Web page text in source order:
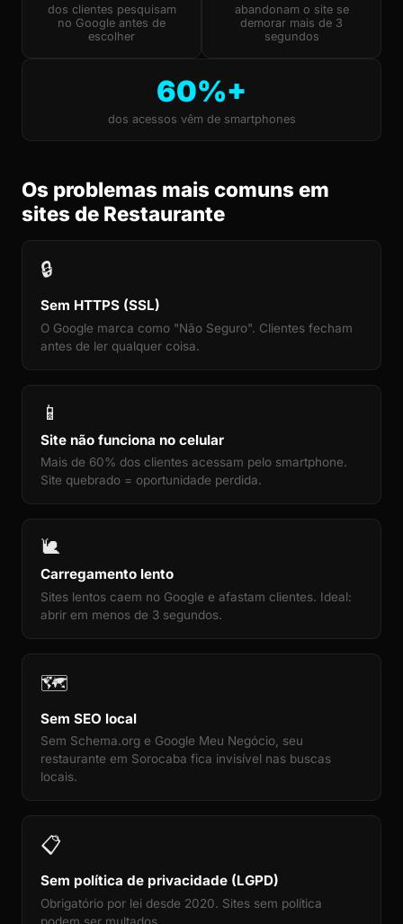
dos clientes pesquisam
no Google antes de
escolher
abandonam o site se
demorar mais de 3
segundos
60%+
dos acessos vêm de smartphones
Os problemas mais comuns em
sites de Restaurante
🔒
Sem HTTPS (SSL)
O Google marca como "Não Seguro". Clientes fecham
antes de ler qualquer coisa.
📱
Site não funciona no celular
Mais de 60% dos clientes acessam pelo smartphone.
Site quebrado = oportunidade perdida.
🐌
Carregamento lento
Sites lentos caem no Google e afastam clientes. Ideal:
abrir em menos de 3 segundos.
🗺️
Sem SEO local
Sem Schema.org e Google Meu Negócio, seu
restaurante em Sorocaba fica invisível nas buscas
locais.
📋
Sem política de privacidade (LGPD)
Obrigatório por lei desde 2020. Sites sem política